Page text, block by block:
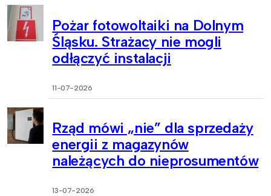
Pożar fotowoltaiki na Dolnym
Śląsku. Strażacy nie mogli
odłączyć instalacji
11-07-2026
Rząd mówi „nie” dla sprzedaży
energii z magazynów
należących do nieprosumentów
13-07-2026